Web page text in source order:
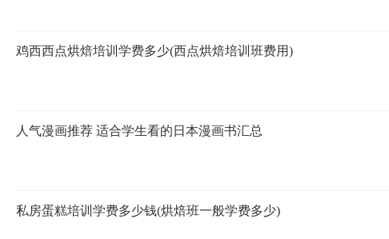
鸡西西点烘焙培训学费多少(西点烘焙培训班费用)
人气漫画推荐 适合学生看的日本漫画书汇总
私房蛋糕培训学费多少钱(烘焙班一般学费多少)